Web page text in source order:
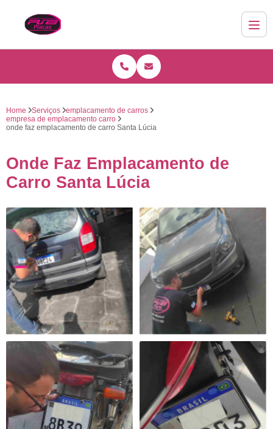
Home Serviços
emplacamento de carros
empresa de emplacamento carro
onde faz emplacamento de carro Santa Lúcia
Onde Faz Emplacamento de
Carro Santa Lúcia